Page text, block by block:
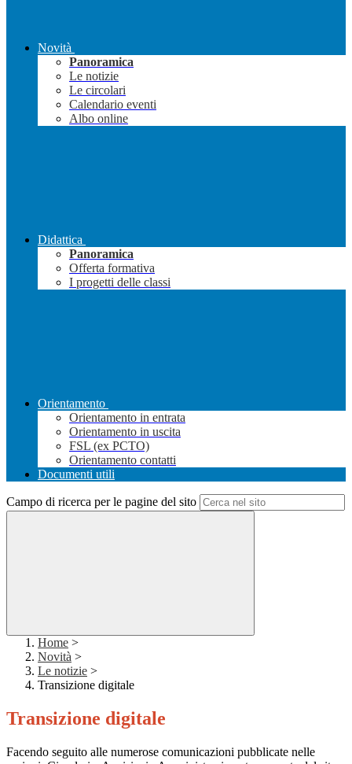
Novità
Panoramica
Le notizie
Le circolari
Calendario eventi
Albo online
Didattica
Panoramica
Offerta formativa
I progetti delle classi
Orientamento
Orientamento in entrata
Orientamento in uscita
FSL (ex PCTO)
Orientamento contatti
Documenti utili
Campo di ricerca per le pagine del sito
Home >
Novità >
Le notizie >
Transizione digitale
Transizione digitale
Facendo seguito alle numerose comunicazioni pubblicate nelle